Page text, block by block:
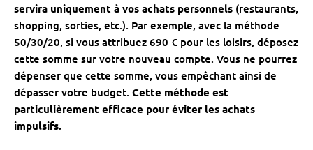
servira uniquement à vos achats personnels (restaurants,
shopping, sorties, etc.). Par exemple, avec la méthode
50/30/20, si vous attribuez 690 € pour les loisirs, déposez
cette somme sur votre nouveau compte. Vous ne pourrez
dépenser que cette somme, vous empêchant ainsi de
dépasser votre budget. Cette méthode est
particulièrement efficace pour éviter les achats
impulsifs.